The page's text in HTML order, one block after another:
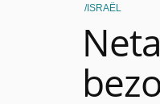
ISRAËL